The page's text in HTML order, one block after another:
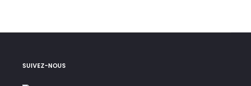
SUIVEZ-NOUS